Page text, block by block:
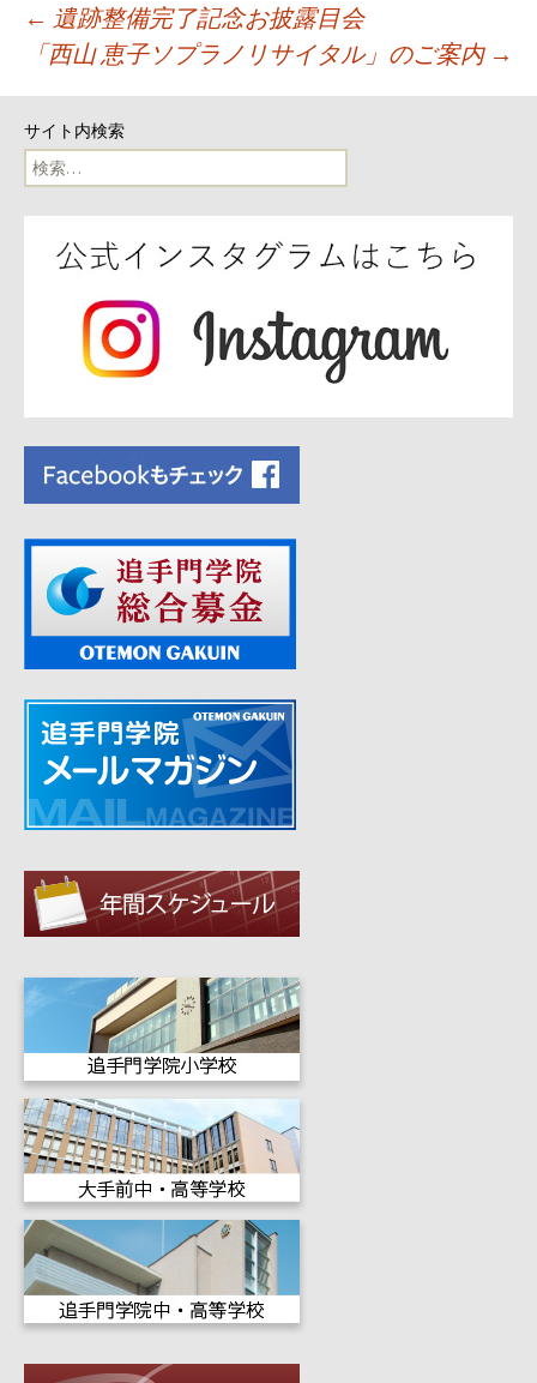
投
ナ
ビ
ン
← 遺跡整備完了記念お披露目会
「西山 恵子ソプラノリサイタル」のご案内 →
サイト内検索
検
索: